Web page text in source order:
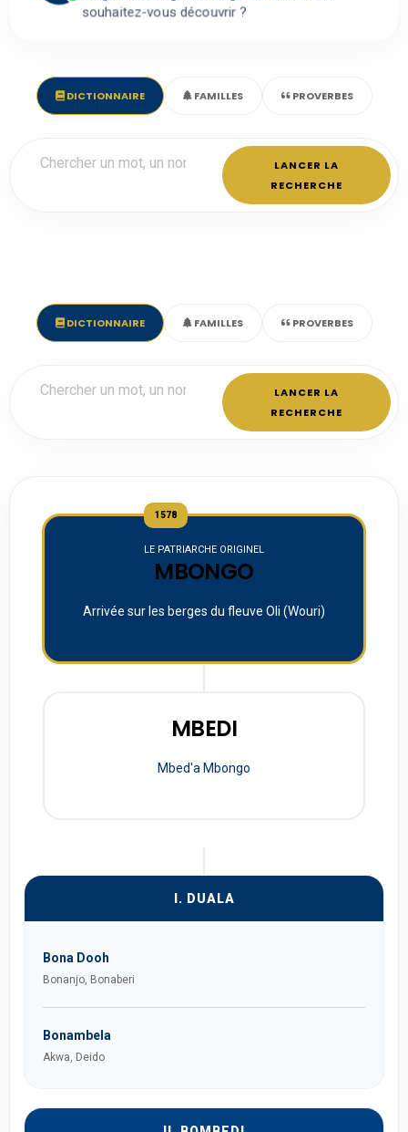
souhaitez-vous découvrir ?
DICTIONNAIRE FAMILLES PROVERBES
LANCER LA
RECHERCHE
DICTIONNAIRE FAMILLES PROVERBES
LANCER LA
RECHERCHE
1578
LE PATRIARCHE ORIGINEL
MBONGO
Arrivée sur les berges du fleuve Oli (Wouri)
MBEDI
Mbed'a Mbongo
I. DUALA
Bona Dooh
Bonanjo, Bonaberi
Bonambela
Akwa, Deido